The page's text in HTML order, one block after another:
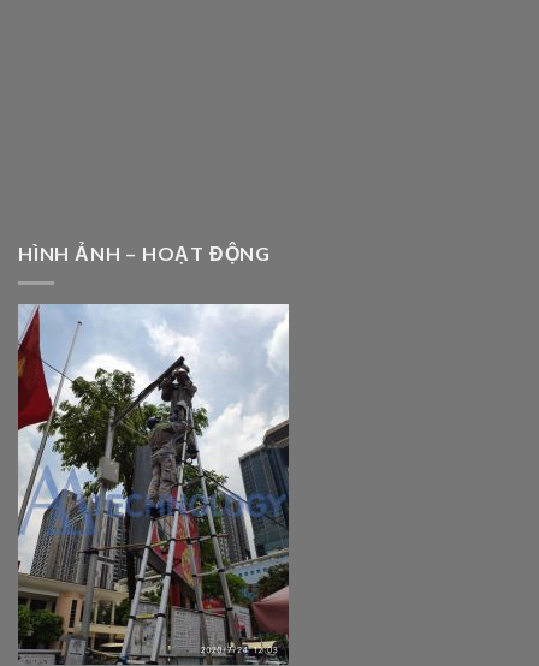
HÌNH ẢNH – HOẠT ĐỘNG